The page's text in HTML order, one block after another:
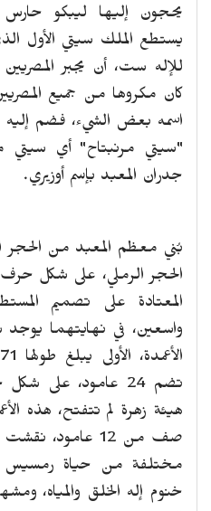
يحجون إليها ليبكو حارس
يستطع الملك سيتي الأول
للإله ست، أن يجبر
كان مكروها من جميع
اسمه بعض الشيء، فضم إليه
"سيتي مرنبتاح" أي سيتي
جدران المعبد بإسم أوزيري.
بُني معظم المعبد من الحجر
الحجر الرملي، على شكل حرف
المعتادة على تصميم
واسعين، في نهايتهما
تضم 24 عامود، على
هيئة زهرة لم تتفتح، هذه
صف من 12
مختلفة من حياة رمسيس
خنوم إله الخلق والمياه،